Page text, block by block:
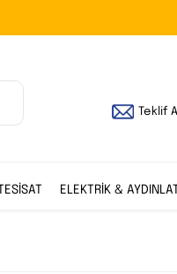
Teklif Al
ELEKTRİK &